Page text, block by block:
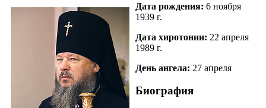
Дата рождения: 6 ноября
1939 г.
Дата хиротонии: 22 апреля
1989 г.
День ангела: 27 апреля
Биография